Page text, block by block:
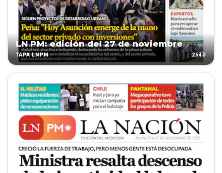
LN PM: edición del 27 de noviembre
TAPA LNPM 254D